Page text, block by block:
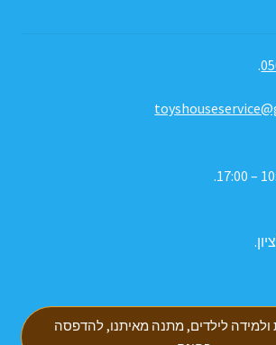
.
ולמידה לילדים, מתנה מאיתנו, להדפסה